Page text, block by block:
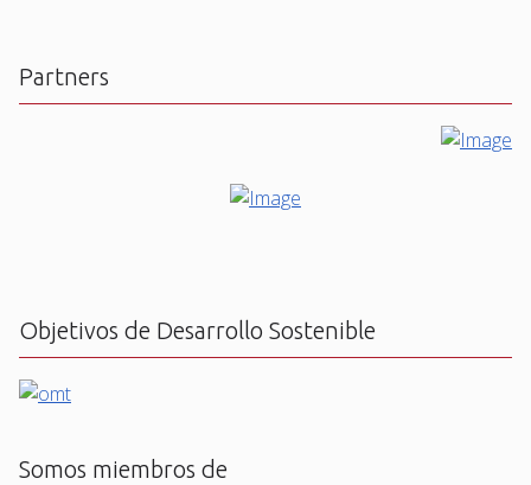
Partners
Objetivos de Desarrollo Sostenible
Somos miembros de